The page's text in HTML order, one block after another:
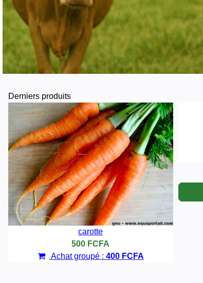
Derniers produits
carotte
500 FCFA
Achat groupé : 400 FCFA